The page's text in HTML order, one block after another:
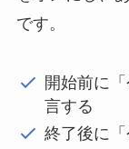
です。
開始前に
言する
終了後に